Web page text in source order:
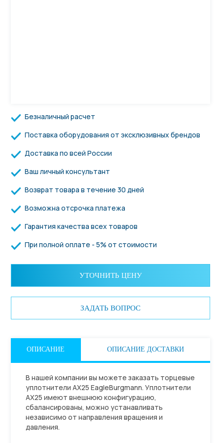
Безналичный расчет
Поставка оборудования от эксклюзивных брендов
Доставка по всей России
Ваш личный консультант
Возврат товара в течение 30 дней
Возможна отсрочка платежа
Гарантия качества всех товаров
При полной оплате - 5% от стоимости
УТОЧНИТЬ ЦЕНУ
ЗАДАТЬ ВОПРОС
ОПИСАНИЕ ОПИСАНИЕ ДОСТАВКИ
В нашей компании вы можете заказать торцевые
уплотнители АХ25 EagleBurgmann. Уплотнители
АХ25 имеют внешнюю конфигурацию,
сбалансированы, можно устанавливать
независимо от направления вращения и
давления.